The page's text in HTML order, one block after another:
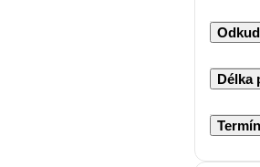
Délka
Termín